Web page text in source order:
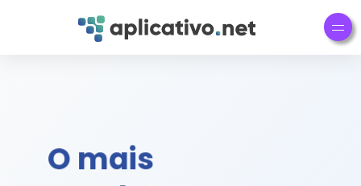
O mais